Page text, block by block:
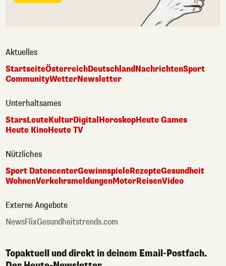
Aktuelles
StartseiteÖsterreichDeutschlandNachrichtenSport
CommunityWetterNewsletter
Unterhaltsames
StarsLeuteKulturDigitalHoroskopHeute Games
Heute KinoHeute TV
Nützliches
Sport DatencenterGewinnspieleRezepteGesundheit
WohnenVerkehrsmeldungenMotorReisenVideo
Externe Angebote
NewsFlixGesundheitstrends.com
Topaktuell und direkt in deinem Email-Postfach.